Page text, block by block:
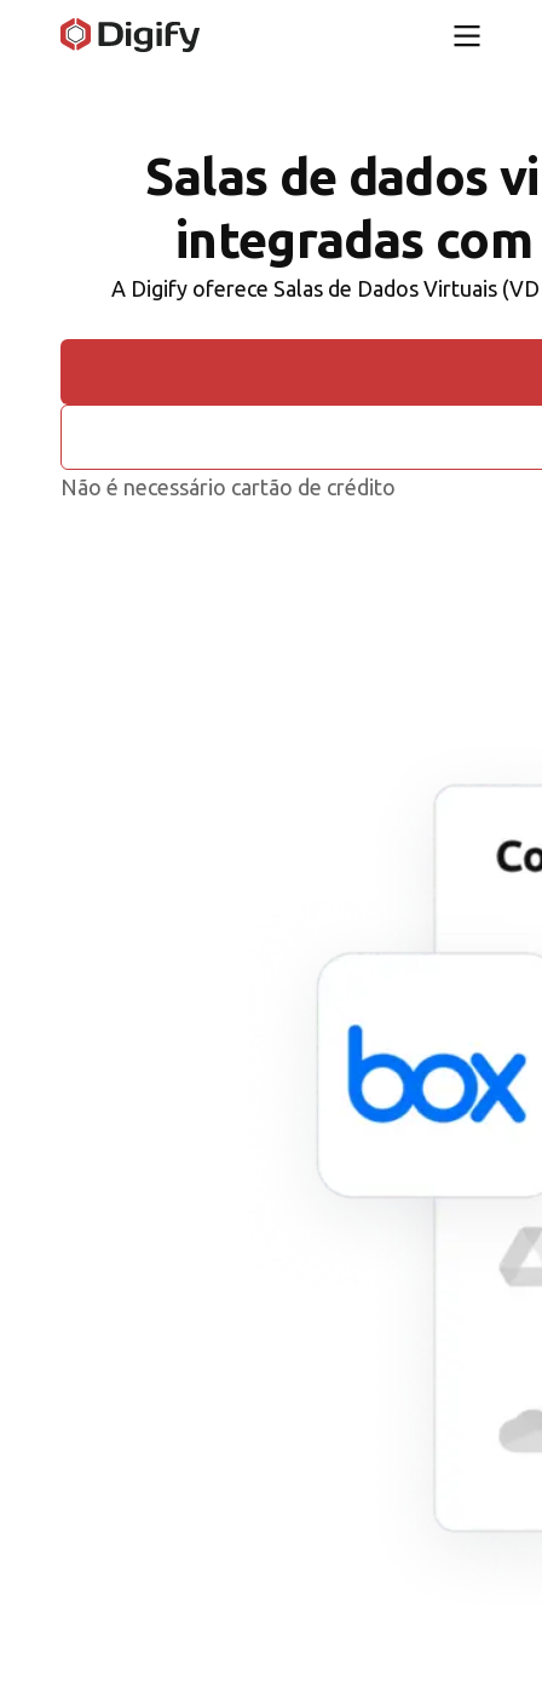
Salas de dados
integradas com
A Digify oferece Salas de Dados Virtuais
Não é necessário cartão de crédito